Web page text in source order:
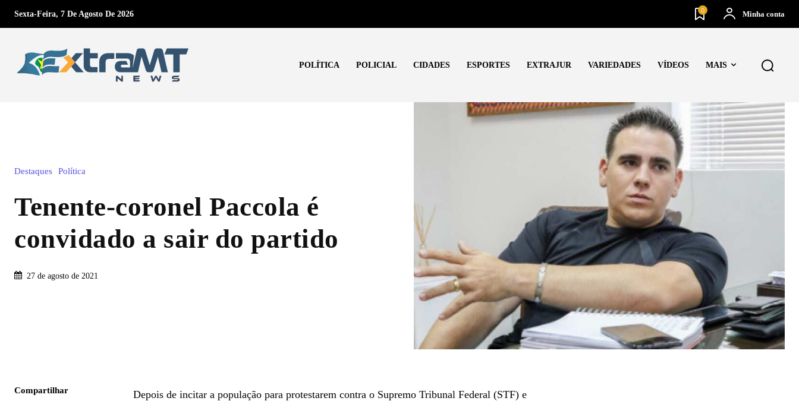
Sexta-Feira, 7 De Agosto De 2026 0 Minha conta
POLÍTICA POLICIAL CIDADES ESPORTES EXTRAJUR VARIEDADES VÍDEOS MAIS
Destaques Política
Tenente-coronel Paccola é
convidado a sair do partido
27 de agosto de 2021
Compartilhar
Depois de incitar a população para protestarem contra o Supremo Tribunal Federal (STF) e